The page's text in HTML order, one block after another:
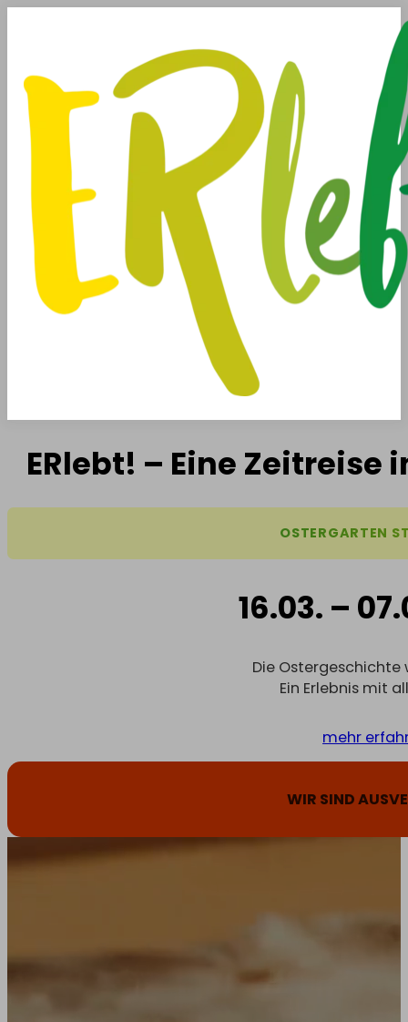
ERlebt! – Eine
OSTERGARTEN
16.03. –
Die Oster­geschichte
Ein Erlebnis mit
mehr
WIR SIND